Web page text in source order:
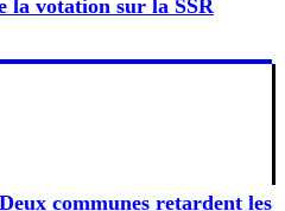
la votation sur la SSR
communes retardent les